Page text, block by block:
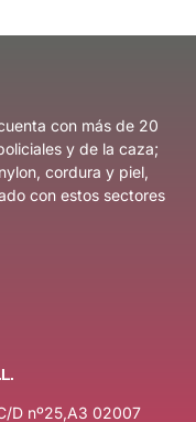
con más de 20
y de la caza;
cordura y piel,
con estos sectores
D nº25,A3 02007